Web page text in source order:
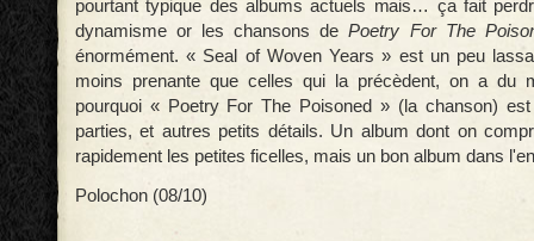
pourtant typique des albums actuels mais… ça fait
dynamisme or les chansons dePoetry For The
énormément. « Seal of Woven Years » est un peu
moins prenante que celles qui la précèdent, on a du
pourquoi « Poetry For The Poisoned » (la chanson)
parties, et autres petits détails. Un album dont on
rapidement les petites ficelles, mais un bon album dans
Polochon (08/10)